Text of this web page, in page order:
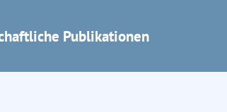
Publikationen